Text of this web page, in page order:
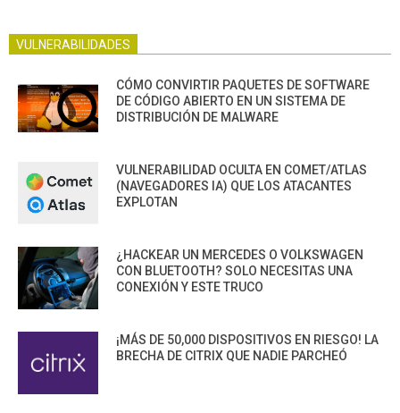
VULNERABILIDADES
CÓMO CONVIRTIR PAQUETES DE SOFTWARE
DE CÓDIGO ABIERTO EN UN SISTEMA DE
DISTRIBUCIÓN DE MALWARE
VULNERABILIDAD OCULTA EN COMET/ATLAS
(NAVEGADORES IA) QUE LOS ATACANTES
EXPLOTAN
¿HACKEAR UN MERCEDES O VOLKSWAGEN
CON BLUETOOTH? SOLO NECESITAS UNA
CONEXIÓN Y ESTE TRUCO
¡MÁS DE 50,000 DISPOSITIVOS EN RIESGO! LA
BRECHA DE CITRIX QUE NADIE PARCHEÓ